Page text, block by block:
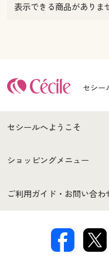
表示できる商品がありま
セシー
セシールへようこそ
はじめての方へ
セシールご利用規約
著作権・商標について
ショッピングメニュー
商品カテゴリ
ご利用ガイド・お問い合わ
交換・返品は